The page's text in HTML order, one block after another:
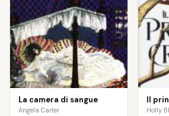
La camera di sangue
Angela Carter
Il
Holly